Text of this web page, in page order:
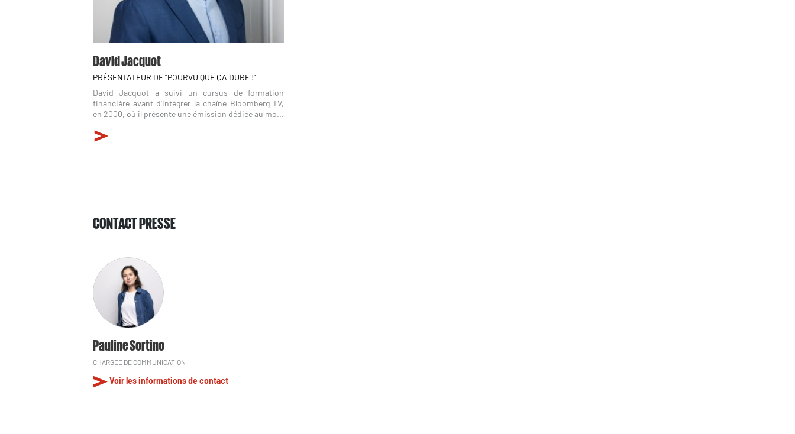
David Jacquot
PRÉSENTATEUR DE "POURVU QUE ÇA DURE !"
David Jacquot a suivi un cursus de formation
financière avant d’intégrer la chaîne Bloomberg TV,
en 2000, où il présente une émission dédiée au mo...
CONTACT PRESSE
Pauline Sortino
CHARGÉE DE COMMUNICATION
Voir les informations de contact